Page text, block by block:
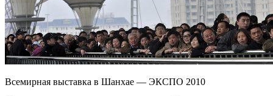
Всемирная выставка в Шанхае — ЭКСПО 2010